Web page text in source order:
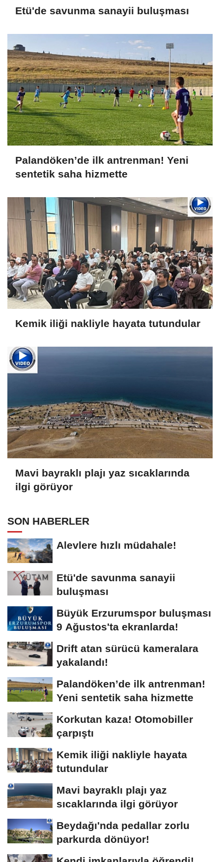
Etü'de savunma sanayii buluşması
Palandöken’de ilk antrenman! Yeni
sentetik saha hizmette
Kemik iliği nakliyle hayata tutundular
Mavi bayraklı plajı yaz sıcaklarında
ilgi görüyor
SON HABERLER
Alevlere hızlı müdahale!
Etü'de savunma sanayii
buluşması
Büyük Erzurumspor buluşması
9 Ağustos'ta ekranlarda!
Drift atan sürücü kameralara
yakalandı!
Palandöken’de ilk antrenman!
Yeni sentetik saha hizmette
Korkutan kaza! Otomobiller
çarpıştı
Kemik iliği nakliyle hayata
tutundular
Mavi bayraklı plajı yaz
sıcaklarında ilgi görüyor
Beydağı'nda pedallar zorlu
parkurda dönüyor!